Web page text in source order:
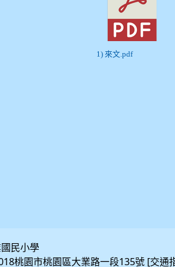
1) 來文.pdf
民小學
桃園市桃園區大業路一段135號 [交通